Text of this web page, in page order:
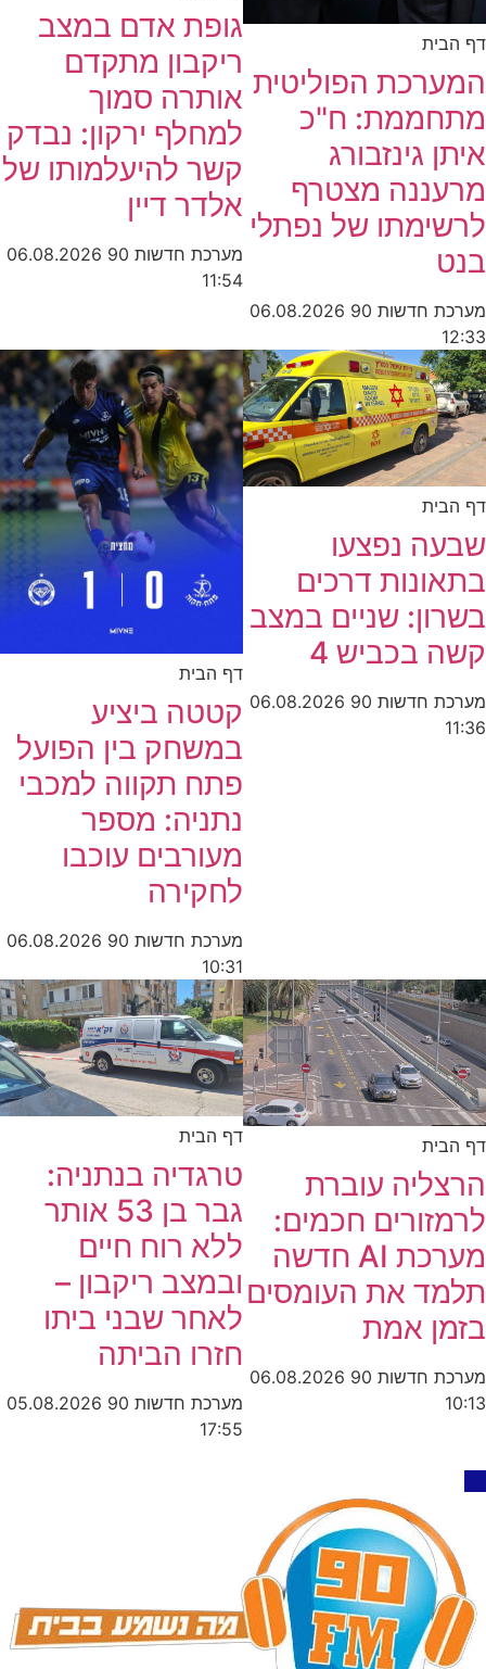
דף הבית
המערכת הפוליטית
מתחממת: ח"כ
איתן גינזבורג
מרעננה מצטרף
לרשימתו של נפתלי
בנט
מערכת חדשות 90
06.08.2026
12:33
גופת אדם במצב
ריקבון מתקדם
אותרה סמוך
למחלף ירקון: נבדק
קשר להיעלמותו של
אלדר דיין
מערכת חדשות 90
06.08.2026
11:54
דף הבית
שבעה נפצעו
בתאונות דרכים
בשרון: שניים במצב
קשה בכביש 4
מערכת חדשות 90
06.08.2026
11:36
דף הבית
קטטה ביציע
במשחק בין הפועל
פתח תקווה למכבי
נתניה: מספר
מעורבים עוכבו
לחקירה
מערכת חדשות 90
06.08.2026
10:31
דף הבית
הרצליה עוברת
לרמזורים חכמים:
מערכת AI חדשה
תלמד את העומסים
בזמן אמת
מערכת חדשות 90
06.08.2026
10:13
דף הבית
טרגדיה בנתניה:
גבר בן 53 אותר
ללא רוח חיים
ובמצב ריקבון –
לאחר שבני ביתו
חזרו הביתה
מערכת חדשות 90
05.08.2026
17:55